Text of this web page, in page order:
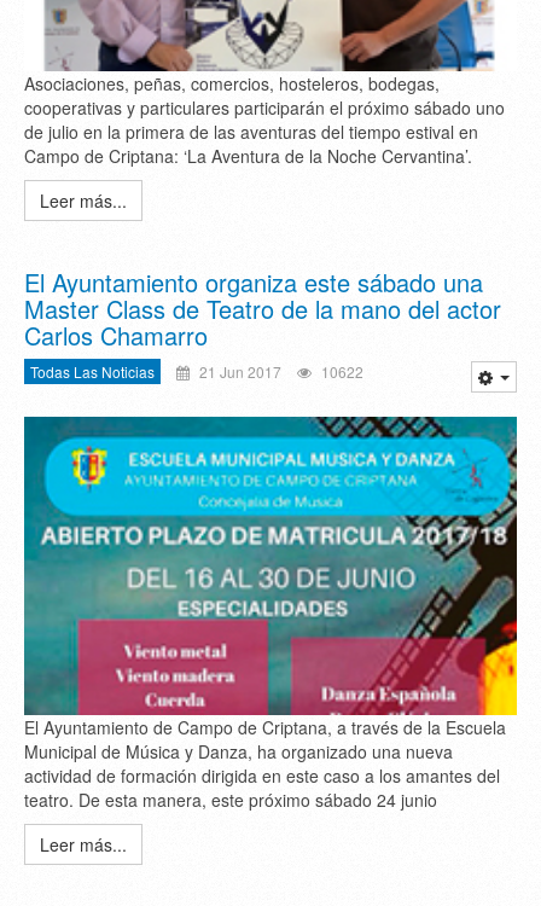
Asociaciones, peñas, comercios, hosteleros, bodegas,
cooperativas y particulares participarán el próximo sábado uno
de julio en la primera de las aventuras del tiempo estival en
Campo de Criptana: ‘La Aventura de la Noche Cervantina’.
Leer más...
El Ayuntamiento organiza este sábado una
Master Class de Teatro de la mano del actor
Carlos Chamarro
Todas Las Noticias 21 Jun 2017 10622
El Ayuntamiento de Campo de Criptana, a través de la Escuela
Municipal de Música y Danza, ha organizado una nueva
actividad de formación dirigida en este caso a los amantes del
teatro. De esta manera, este próximo sábado 24 junio
Leer más...